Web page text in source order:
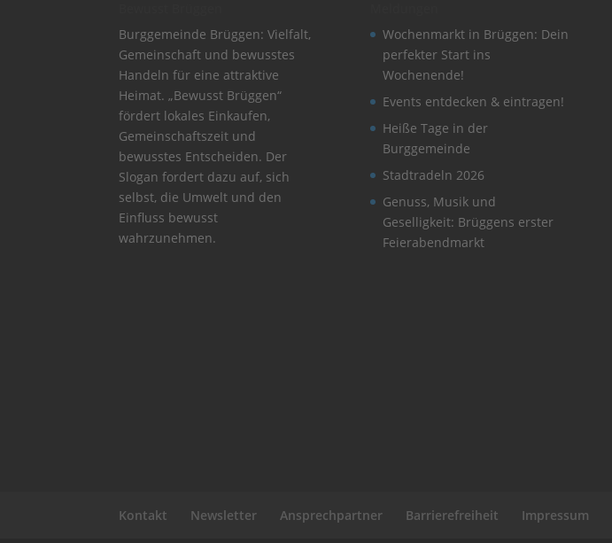
Burggemeinde Brüggen: Vielfalt,
Gemeinschaft und bewusstes
Handeln für eine attraktive
Heimat. „Bewusst Brüggen“
fördert lokales Einkaufen,
Gemeinschaftszeit und
bewusstes Entscheiden. Der
Slogan fordert dazu auf, sich
selbst, die Umwelt und den
Einfluss bewusst
wahrzunehmen.
Wochenmarkt in Brüggen: Dein
perfekter Start ins
Wochenende!
Events entdecken & eintragen!
Heiße Tage in der
Burggemeinde
Stadtradeln 2026
Genuss, Musik und
Geselligkeit: Brüggens erster
Feierabendmarkt
Kontakt Newsletter Ansprechpartner Barrierefreiheit Impressum